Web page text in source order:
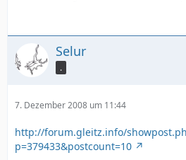
Selur
.
7. Dezember 2008 um 11:44
http://forum.gleitz.info/
p=379433&postcount=10